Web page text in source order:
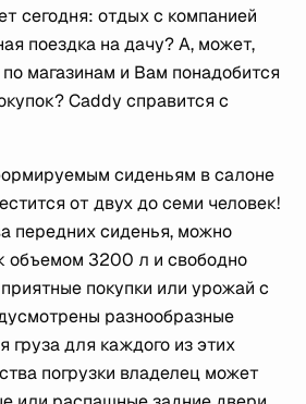
сегодня: отдых с компанией
поездка на дачу? А, может,
магазинам и Вам понадобится
Caddy справится с
сиденьям в салоне
от двух до семи человек!
передних сиденья, можно
объемом 3200 л и свободно
покупки или урожай с
разнообразные
груза для каждого из этих
погрузки владелец может